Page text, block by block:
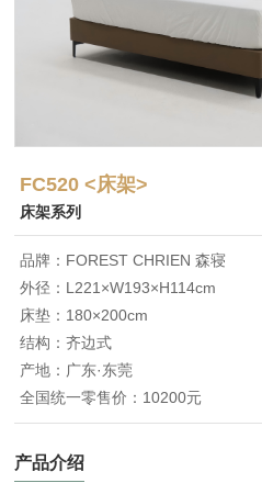
FC520 <床架>
床架系列
品牌：FOREST CHRIEN 森寝
外径：L221×W193×H114cm
床垫：180×200cm
结构：齐边式
产地：广东·东莞
全国统一零售价：10200元
产品介绍